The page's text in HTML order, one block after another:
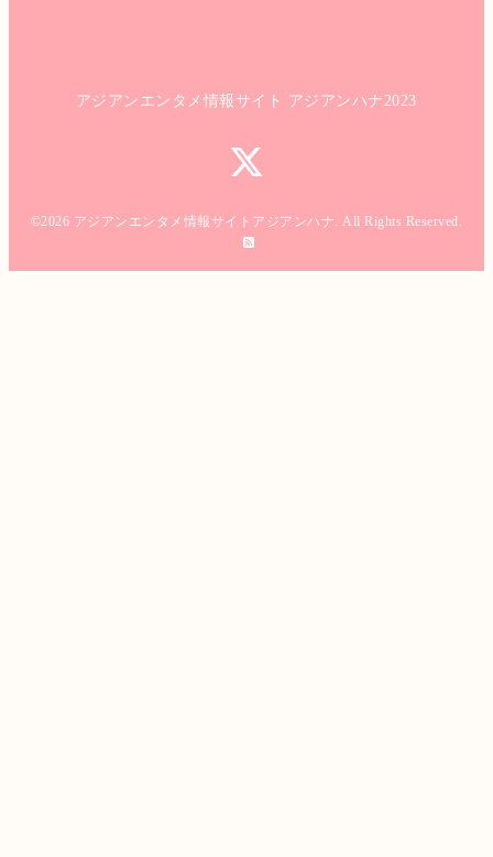
アジアンエンタメ情報サイト アジアンハナ2023
©2026 アジアンエンタメ情報サイトアジアンハナ . All Rights Reserved.